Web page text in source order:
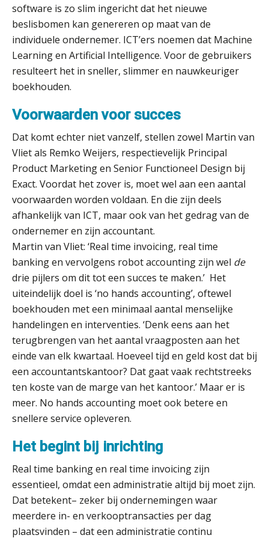
software is zo slim ingericht dat het nieuwe
beslisbomen kan genereren op maat van de
individuele ondernemer. ICT’ers noemen dat Machine
Learning en Artificial Intelligence. Voor de gebruikers
resulteert het in sneller, slimmer en nauwkeuriger
boekhouden.
Voorwaarden voor succes
Dat komt echter niet vanzelf, stellen zowel Martin van
Vliet als Remko Weijers, respectievelijk Principal
Product Marketing en Senior Functioneel Design bij
Exact. Voordat het zover is, moet wel aan een aantal
voorwaarden worden voldaan. En die zijn deels
afhankelijk van ICT, maar ook van het gedrag van de
ondernemer en zijn accountant.
Martin van Vliet: ‘Real time invoicing, real time
banking en vervolgens robot accounting zijn wel de
drie pijlers om dit tot een succes te maken.’ Het
uiteindelijk doel is ‘no hands accounting’, oftewel
boekhouden met een minimaal aantal menselijke
handelingen en interventies. ‘Denk eens aan het
terugbrengen van het aantal vraagposten aan het
einde van elk kwartaal. Hoeveel tijd en geld kost dat bij
een accountantskantoor? Dat gaat vaak rechtstreeks
ten koste van de marge van het kantoor.’ Maar er is
meer. No hands accounting moet ook betere en
snellere service opleveren.
Het begint bij inrichting
Real time banking en real time invoicing zijn
essentieel, omdat een administratie altijd bij moet zijn.
Dat betekent– zeker bij ondernemingen waar
meerdere in- en verkooptransacties per dag
plaatsvinden – dat een administratie continu